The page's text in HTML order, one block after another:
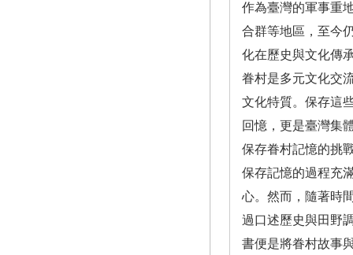
作為臺灣的軍事重
合群等地區，至今
化在歷史與文化傳
眷村是多元文化交
文化特質。保存這
回憶，更是臺灣集
保存眷村記憶的挑
保存記憶的過程充
心。然而，隨著時
過口述歷史與田野
書便是將眷村故事